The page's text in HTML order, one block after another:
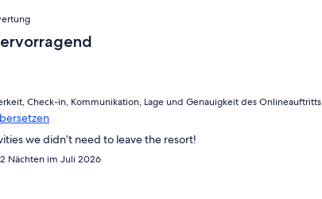
Check-in, Kommunikation, Lage und Genauigkeit des Onlineauftritts
we didn’t need to leave the resort!
Nächten im Juli 2026